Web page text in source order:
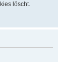
löscht.